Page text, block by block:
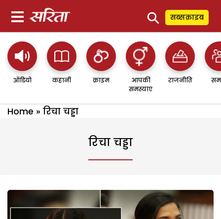
⚲ सब्सक्राइब
ऑडियो कहानी क्राइम
आपकी
समस्याएं
राजनीति
Home » रिचा चड्डा
रिचा चड्डा